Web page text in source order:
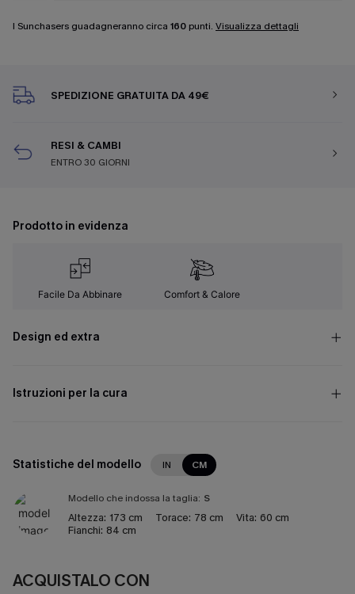
I Sunchasers guadagneranno circa 160 punti. Visualizza dettagli
SPEDIZIONE GRATUITA DA 49€
RESI & CAMBI
ENTRO 30 GIORNI
Prodotto in evidenza
Facile Da Abbinare Comfort & Calore
Design ed extra
Istruzioni per la cura
Statistiche del modello IN CM
Modello che indossa la taglia: S
Altezza: 173 cm Torace: 78 cm Vita: 60 cm
Fianchi: 84 cm
ACQUISTALO CON